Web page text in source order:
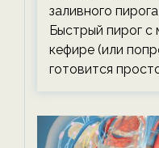
заливного
Быстрый пирог с
кефире (или
готовится